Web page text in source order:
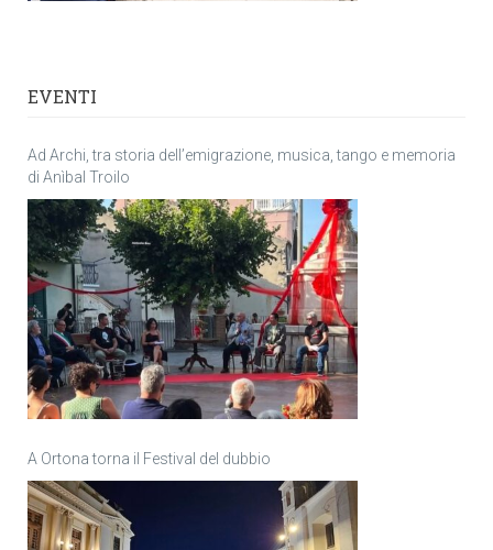
EVENTI
Ad Archi, tra storia dell’emigrazione, musica, tango e memoria
di Anìbal Troilo
A Ortona torna il Festival del dubbio